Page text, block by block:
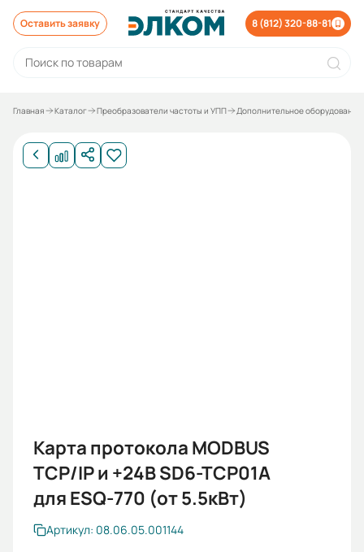
Оставить заявку 8 (812) 320-88-81
Главная Каталог Преобразователи частоты и УПП Дополнительное
Карта протокола MODBUS
TCP/IP и +24В SD6-TCP01A
для ESQ-770 (от 5.5кВт)
Артикул: 08.06.05.001144